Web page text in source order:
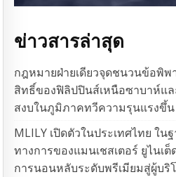
ข่าวสารล่าสุด
กฎหมายฝ่ายเดียวจุดชนวนข้อพิพ
สิทธิ์ของฟิลิปปินส์เหนือซาบาห์แล
สงบในภูมิภาคทวีความรุนแรงขึ้น
MLILY เปิดตัวในประเทศไทย ใ
ทางการของแมนเชสเตอร์ ยูไนเ
การนอนหลับระดับพรีเมียมสู่ผู้บริ